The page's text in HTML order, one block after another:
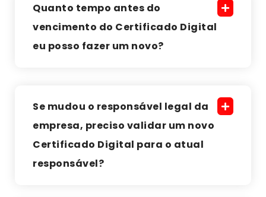
Quanto tempo antes do
vencimento do Certificado Digital
eu posso fazer um novo?
Se mudou o responsável legal da
empresa, preciso validar um novo
Certificado Digital para o atual
responsável?